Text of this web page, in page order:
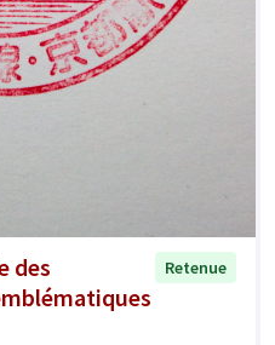
des
Retenue